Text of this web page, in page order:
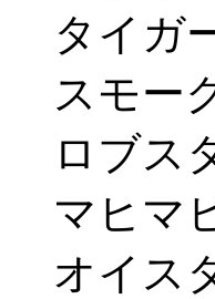
タイガ
スモー
ロブス
マヒマ
オイス